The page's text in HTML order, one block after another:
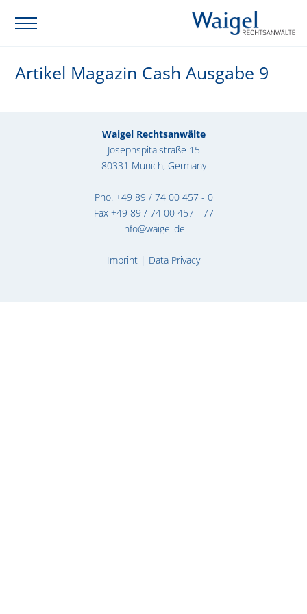
Artikel Magazin Cash Ausgabe 9
Waigel Rechtsanwälte
Josephspitalstraße 15
80331 Munich, Germany
Pho. +49 89 / 74 00 457 - 0
Fax +49 89 / 74 00 457 - 77
info@waigel.de
Imprint | Data Privacy